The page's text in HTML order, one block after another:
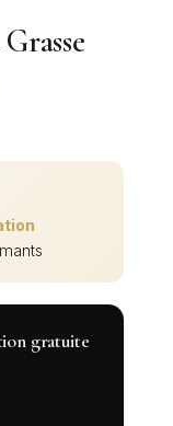
gratuite